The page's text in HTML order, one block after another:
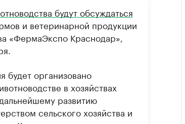
будут обсуждаться
и ветеринарной продукции
«ФермаЭкспо Краснодар»,
будет организовано
в хозяйствах
развитию
сельского хозяйства и